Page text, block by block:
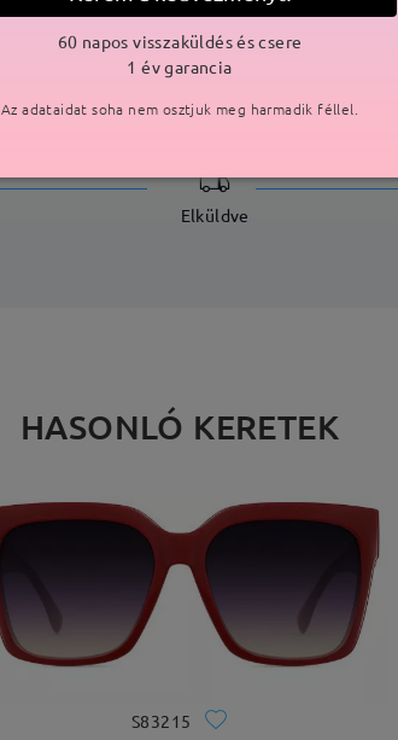
SZÁLLÍTÁS
Elküldve
HASONLÓ KERETEK
S83215
60 napos visszaküldés és csere
1 év garancia
Az adataidat soha nem osztjuk meg harmadik féllel.